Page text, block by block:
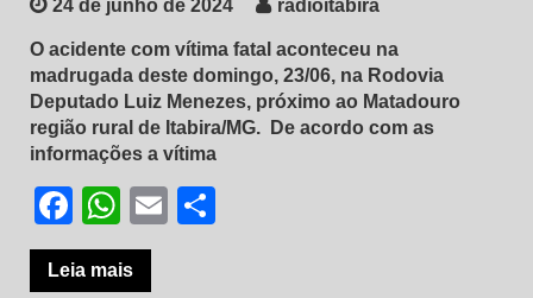
24 de junho de 2024 radioitabira
O acidente com vítima fatal aconteceu na
madrugada deste domingo, 23/06, na Rodovia
Deputado Luiz Menezes, próximo ao Matadouro
região rural de Itabira/MG. De acordo com as
informações a vítima
Facebook
WhatsApp
Email
Leia mais